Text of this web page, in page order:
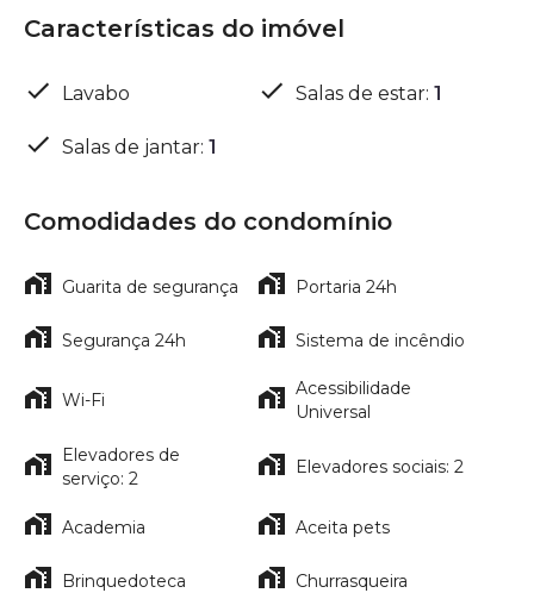
Características do imóvel
Lavabo Salas de estar: 1
Salas de jantar: 1
Comodidades do condomínio
Guarita de segurança Portaria 24h
Segurança 24h Sistema de incêndio
Wi-Fi
Acessibilidade
Universal
Elevadores de
serviço: 2
Elevadores sociais: 2
Academia Aceita pets
Brinquedoteca Churrasqueira